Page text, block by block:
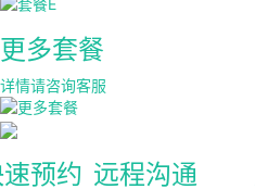
更多套餐
详情请咨询客服
预约 远程沟通